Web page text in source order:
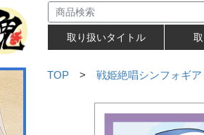
取り扱いタイトル
TOP > 戦姫絶唱シンフォギ